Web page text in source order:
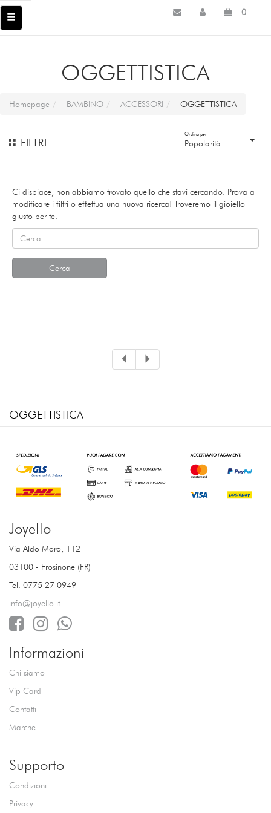
0
OGGETTISTICA
Homepage BAMBINO ACCESSORI OGGETTISTICA
FILTRI
Ordina per
Popolarità
Ci dispiace, non abbiamo trovato quello che stavi cercando. Prova a
modificare i filtri o effettua una nuova ricerca! Troveremo il gioiello
giusto per te.
OGGETTISTICA
Joyello
Via Aldo Moro, 112
03100 - Frosinone (FR)
Tel. 0775 27 0949
info@joyello.it
Informazioni
Chi siamo
Vip Card
Contatti
Marche
Supporto
Condizioni
Privacy